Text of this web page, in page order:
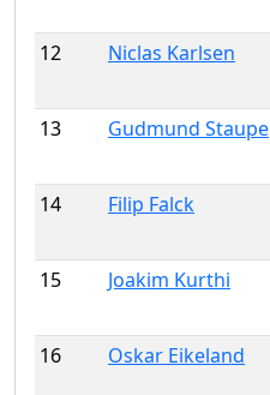
12 Niclas Karlsen
13 Gudmund Staupe
14 Filip Falck
15 Joakim Kurthi
16 Oskar Eikeland